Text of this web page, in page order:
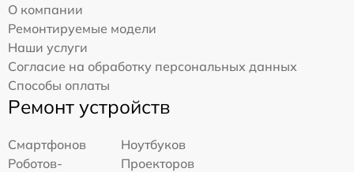
О компании
Ремонтируемые модели
Наши услуги
Согласие на обработку персональных данных
Способы оплаты
Ремонт устройств
Смартфонов
Ноутбуков
Роботов-
Проекторов